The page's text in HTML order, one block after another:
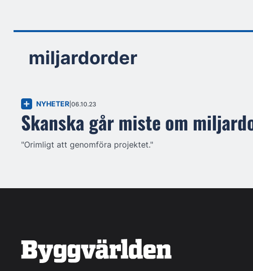
miljardorder
NYHETER 06.10.23
Skanska går miste om
"Orimligt att genomföra projektet."